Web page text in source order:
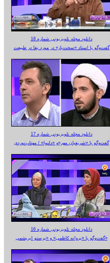
دانلود مجله تلویزیونی شماره 18
گفت‌وگو با استاد «سخت‌باز» در مورد بقا در طبیعت
دانلود مجله تلویزیونی شماره 17
گفت‌وگو با «شریفیان مهر»‌و «دلنوا» / مهتاب‌نوردی
دانلود مجله تلویزیونی شماره 16
گفت‌وگو با «پروانه کاظمی» و «پرستو‌ ابریشمی»